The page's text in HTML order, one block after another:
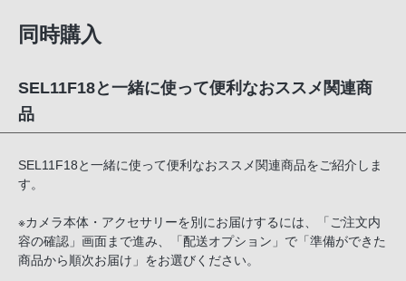
同時購入
SEL11F18と一緒に使って便利なおススメ関連商
品
SEL11F18と一緒に使って便利なおススメ関連商品をご紹介しま
す。
※カメラ本体・アクセサリーを別にお届けするには、「ご注文内
容の確認」画面まで進み、「配送オプション」で「準備ができた
商品から順次お届け」をお選びください。